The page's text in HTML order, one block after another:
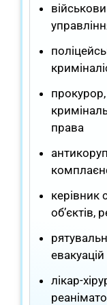
права
керівник
об’єктів,
евакуацій
лікар-